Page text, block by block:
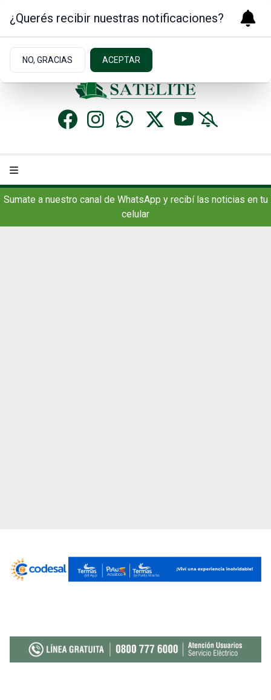
17.7ºc | Concordia, AR
Sumate a nuestro canal de WhatsApp y recibí las noticias en tu
celular
¿Querés recibir nuestras notificaciones?
NO, GRACIAS ACEPTAR